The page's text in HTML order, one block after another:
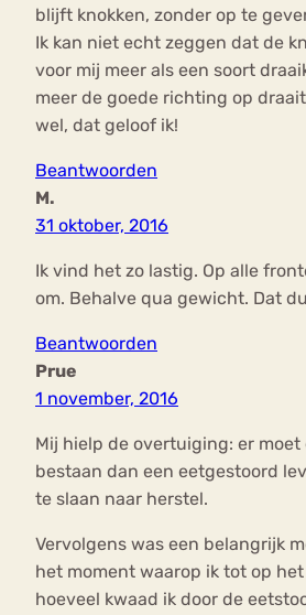
blijft knokken, zonder op te
Ik kan niet echt zeggen dat de
voor mij meer als een soort
meer de goede richting op
wel, dat geloof ik!
Beantwoorden
M.
31 oktober, 2016
Ik vind het zo lastig. Op alle
om. Behalve qua gewicht. Dat
Beantwoorden
Prue
1 november, 2016
Mij hielp de overtuiging: er moet
bestaan dan een eetgestoord
te slaan naar herstel.
Vervolgens was een belangrijk
het moment waarop ik tot op
hoeveel kwaad ik door de